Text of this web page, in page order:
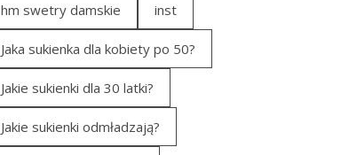
hm swetry damskie inst
Jaka sukienka dla kobiety po 50?
Jakie sukienki dla 30 latki?
Jakie sukienki odmładzają?